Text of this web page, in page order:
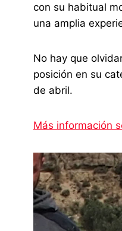
con su habitual
una amplia
No hay que
posición en su
de abril.
Más información